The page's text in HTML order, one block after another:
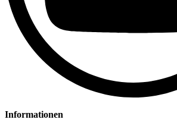
Informationen